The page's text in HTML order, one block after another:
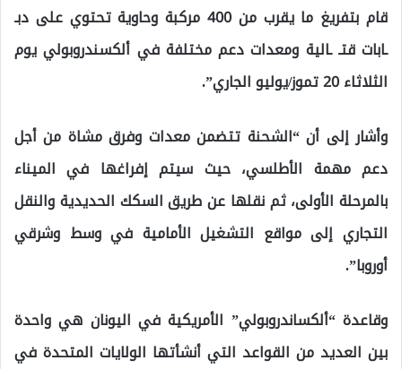
قام بتفريغ ما يقرب من 400 مركبة وحاوية تحتوي على دبـ
ـابات قتـ ـالية ومعدات دعم مختلفة في ألكسندروبولي يوم
الثلاثاء 20 تموز/يوليو الجاري”.
وأشار إلى أن “الشحنة تتضمن معدات وفرق مشاة من أجل
دعم مهمة الأطلسي، حيث سيتم إفراغها في الميناء
بالمرحلة الأولى، ثم نقلها عن طريق السكك الحديدية والنقل
التجاري إلى مواقع التشغيل الأمامية في وسط وشرقي
أوروبا”.
وقاعدة “ألكساندروبولي” الأمريكية في اليونان هي واحدة
بين العديد من القواعد التي أنشأتها الولايات المتحدة في